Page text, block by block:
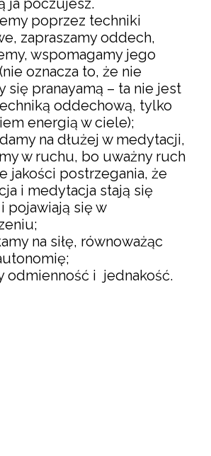
poprzez techniki
zapraszamy oddech,
wspomagamy jego
oznacza to, że nie
się pranayamą – ta nie jest
oddechową, tylko
energią w ciele);
na dłużej w medytacji,
w ruchu, bo uważny ruch
jakości postrzegania, że
i medytacja stają się
pojawiają się w
na siłę, równoważąc
odmienność i jednakość.